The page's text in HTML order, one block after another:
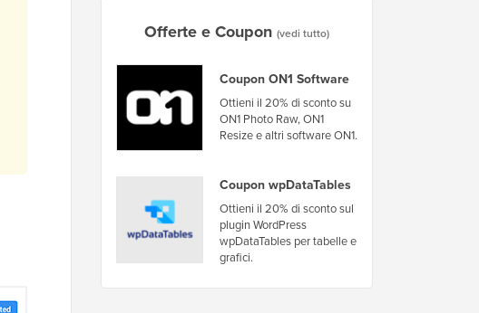
Offerte e Coupon (vedi tutto)
Coupon ON1 Software
Ottieni il 20% di sconto su
ON1 Photo Raw, ON1
Resize e altri software ON1.
Coupon wpDataTables
Ottieni il 20% di sconto sul
plugin WordPress
wpDataTables per tabelle e
grafici.